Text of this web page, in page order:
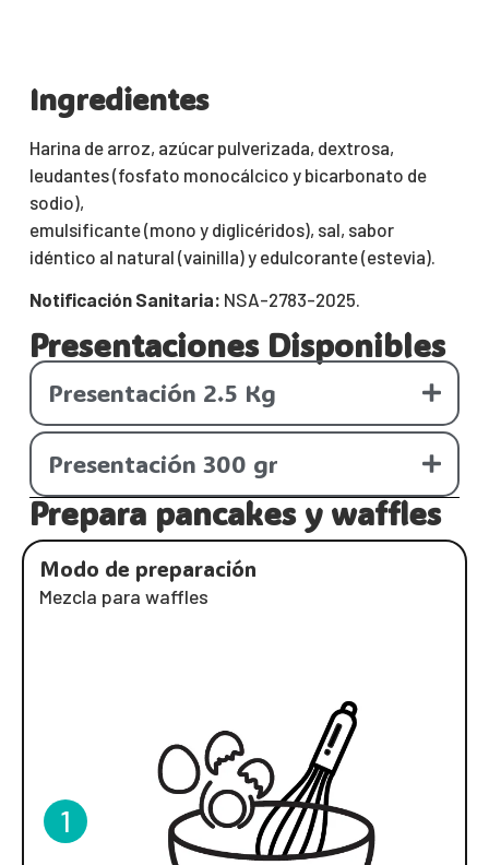
Ingredientes
Harina de arroz, azúcar pulverizada, dextrosa,
leudantes (fosfato monocálcico y bicarbonato de
sodio),
emulsificante (mono y diglicéridos), sal, sabor
idéntico al natural (vainilla) y edulcorante (estevia).
Notificación Sanitaria: NSA-2783-2025.
Presentaciones Disponibles
Presentación 2.5 Kg
Presentación 300 gr
Prepara pancakes y waffles
Modo de preparación
Mezcla para waffles
1